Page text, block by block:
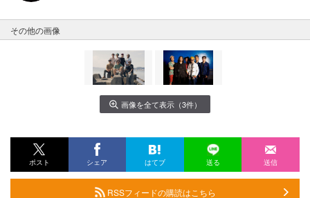
その他の画像
画像を全て表示（3件）
ポスト シェア はてブ 送る 送信
RSSフィードの購読はこちら